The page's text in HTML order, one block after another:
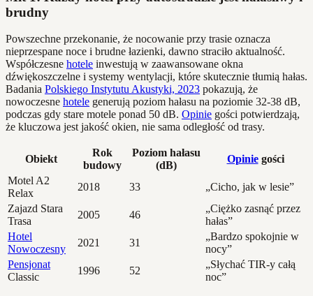
brudny
Powszechne przekonanie, że nocowanie przy trasie oznacza
nieprzespane noce i brudne łazienki, dawno straciło aktualność.
Współczesne hotele inwestują w zaawansowane okna
dźwiękoszczelne i systemy wentylacji, które skutecznie tłumią hałas.
Badania Polskiego Instytutu Akustyki, 2023 pokazują, że
nowoczesne hotele generują poziom hałasu na poziomie 32-38 dB,
podczas gdy stare motele ponad 50 dB. Opinie gości potwierdzają,
że kluczowa jest jakość okien, nie sama odległość od trasy.
Obiekt
Rok
budowy
Poziom hałasu
(dB)
Opiniegości
Motel A2
Relax
2018 33
„Cicho, jak w lesie”
Zajazd Stara
Trasa
2005 46
„Ciężko zasnąć przez
hałas”
Hotel
Nowoczesny
2021 31
„Bardzo spokojnie w
nocy”
Pensjonat
Classic
1996 52
„Słychać TIR-y całą
noc”